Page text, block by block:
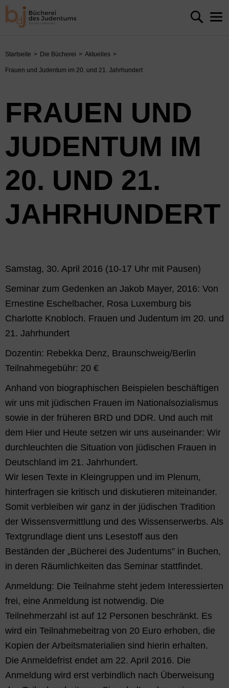
Startseite Die Bücherei Aktuelles
Frauen und Judentum im 20. und 21. Jahrhundert
FRAUEN UND
JUDENTUM IM
20. UND 21.
JAHRHUNDERT
Samstag, 30. April 2016 (10-17 Uhr mit Pausen)
Seminar zum Gedenken an Jakob Mayer, 2016: Von
Ernestine Eschelbacher, Rosa Luxemburg bis
Charlotte Knobloch. Frauen und Judentum im 20. und
21. Jahrhundert
Dozentin: Rebekka Denz, Braunschweig/Berlin
Teilnahmegebühr: 20 €
Anhand von biographischen Beispielen beschäftigen
wir uns mit jüdischen Frauen im Nationalsozialismus
sowie in der früheren BRD und DDR. Und auch mit
dem Hier und Heute setzen wir uns auseinander: Wir
durchleuchten die Situation von jüdischen Frauen in
Deutschland im 21. Jahrhundert.
Wir lesen Texte in Kleingruppen und im Plenum,
hinterfragen sie kritisch und diskutieren miteinander.
Somit verbleiben wir ganz in der jüdischen Tradition
der Wissensvermittlung und des Wissenserwerbs. Als
Textgrundlage dient uns Lesestoff aus den
Beständen der „Bücherei des Judentums” in Buchen,
in deren Räumlichkeiten das Seminar stattfindet.
Anmeldung: Die Teilnahme steht jedem Interessierten
frei, eine Anmeldung ist notwendig. Die
Teilnehmerzahl ist auf 12 Personen beschränkt. Es
wird ein Teilnahmebeitrag von 20 Euro erhoben, die
Kopien der Arbeitsmaterialien sind hierin erhalten.
Die Anmeldefrist endet am 22. April 2016. Die
Anmeldung wird erst verbindlich nach Überweisung